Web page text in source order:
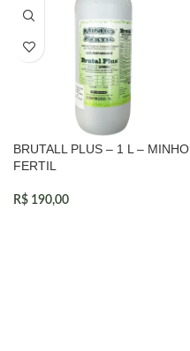
BRUTALL PLUS – 1 L – MINHO
FERTIL
R$ 190,00